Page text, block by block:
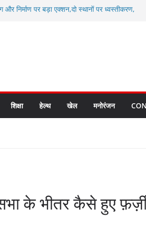
और निर्माण पर बड़ा एक्शन,दो स्थानों पर ध्वस्तीकरण,
टू ग्लोबल’ के संकल्प को आगे बढ़ा रही उत्तराखंड
के पदक विजेताओं और प्रशिक्षकों को
क्रीड़ा विश्वविद्यालय गौलापार के निर्माण कार्यों की
शिक्षा हेल्थ खेल मनोरंजन
के भीतर कैसे हुए